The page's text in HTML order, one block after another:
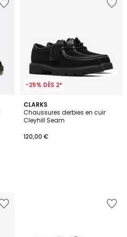
-25% DÈS 2*
CLARKS
Chaussures derbies en cuir
Cleyhill Seam
120,00 €